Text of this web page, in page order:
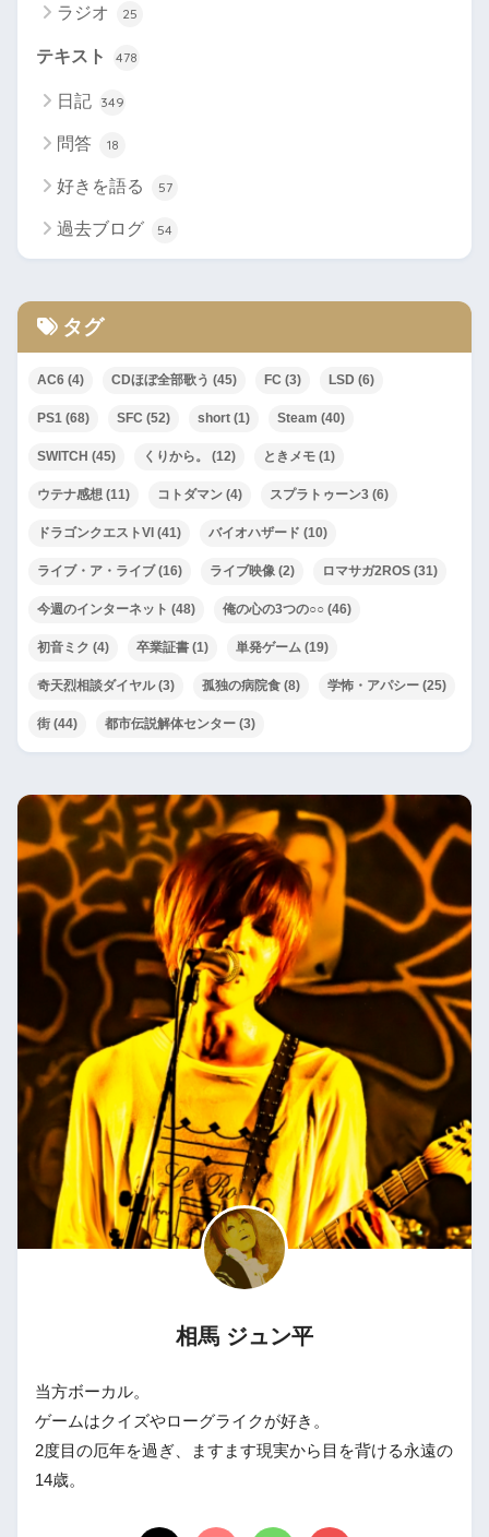
ラジオ 25
テキスト 478
日記 349
問答 18
好きを語る 57
過去ブログ 54
タグ
AC6 (4) CDほぼ全部歌う (45) FC (3) LSD (6)
PS1 (68) SFC (52) short (1) Steam (40)
SWITCH (45) くりから。 (12) ときメモ (1)
ウテナ感想 (11) コトダマン (4) スプラトゥーン3 (6)
ドラゴンクエストVI (41) バイオハザード (10)
ライブ・ア・ライブ(16) ライブ映像 (2) ロマサガ2ROS (31)
今週のインターネット (48) 俺の心の3つの○○ (46)
初音ミク (4) 卒業証書 (1) 単発ゲーム (19)
奇天烈相談ダイヤル(3) 孤独の病院食 (8) 学怖・アパシー (25)
街 (44) 都市伝説解体センター (3)
相馬 ジュン平
当方ボーカル。
ゲームはクイズやローグライクが好き。
2度目の厄年を過ぎ、ますます現実から目を背ける永遠の
14歳。